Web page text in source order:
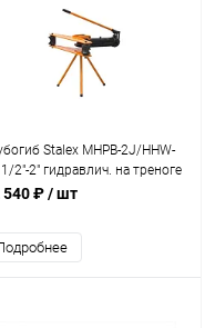
Stalex MHPB-2J/HHW-
2"-2" гидравлич. на треноге
540 ₽/ шт